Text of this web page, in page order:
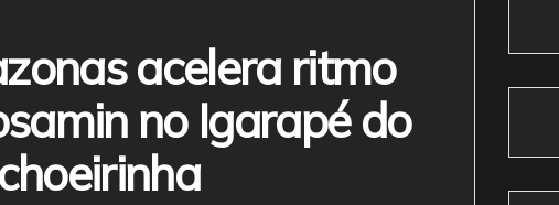
acelera ritmo
no Igarapé do